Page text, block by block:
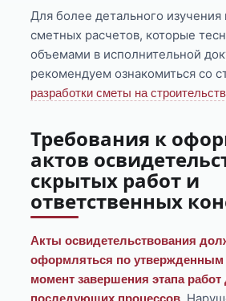
Для более детального изучения
сметных расчетов, которые
объемами в исполнительной
рекомендуем ознакомиться со
разработки сметы на
Требования к
актов
скрытых работ и
ответственных
Акты освидетельствования
оформляться по
момент завершения этапа работ